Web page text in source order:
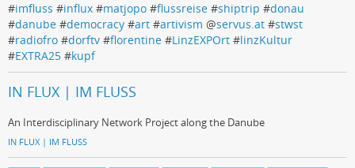
#imfluss #influx #matjopo #flussreise #shiptrip #donau
#danube #democracy #art #artivism @servus.at #stwst
#radiofro #dorftv #florentine #LinzEXPOrt #linzKultur
#EXTRA25 #kupf
IN FLUX | IM FLUSS
An Interdisciplinary Network Project along the Danube
IN FLUX | IM FLUSS